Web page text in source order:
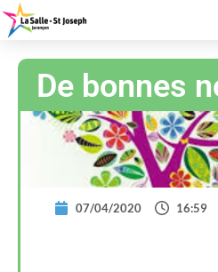
De bonnes
07/04/2020 16:59